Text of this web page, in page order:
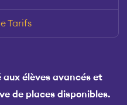
Tarifs
aux élèves avancés et
de places disponibles.